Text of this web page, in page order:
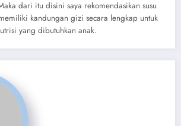
dari itu disini saya rekomendasikan susu
kandungan gizi secara lengkap untuk
yang dibutuhkan anak.